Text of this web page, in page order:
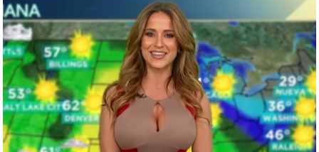
र्म
स्थ
ल
व्र
त
त्यो
हा
र